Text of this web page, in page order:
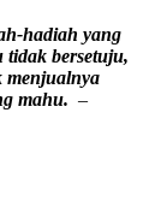
hadiah yang
bersetuju,
menjualnya
mahu. –